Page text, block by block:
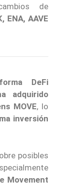
de
ENA, AAVE
DeFi
adquirido
MOVE, lo
inversión
posibles
Movement